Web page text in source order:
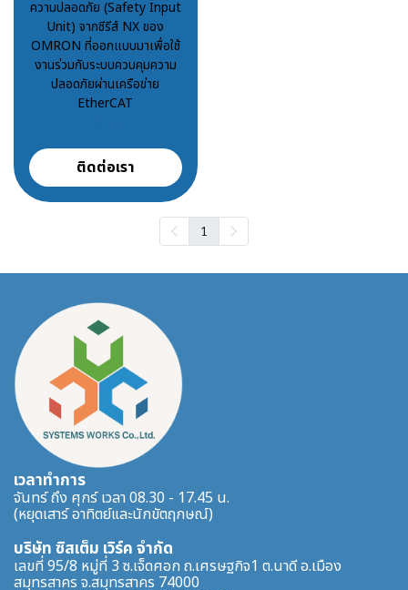
ความปลอดภัย (Safety Input
Unit) จากซีรีส์ NX ของ
OMRON ที่ออกแบบมาเพื่อใช้
งานร่วมกับระบบควบคุมความ
ปลอดภัยผ่านเครือข่าย
EtherCAT
ติดต่อเรา
1
เวลาทำการ
จันทร์ ถึง ศุกร์ เวลา 08.30 - 17.45 น.
(หยุดเสาร์ อาทิตย์และนักขัตฤกษณ์)
บริษัท ซิสเต็ม เวิร์ค จำกัด
เลขที่ 95/8 หมู่ที่ 3 ซ.เจ็ดศอก ถ.เศรษฐกิจ1 ต.นาดี อ.เมือง
สมุทรสาคร จ.สมุทรสาคร 74000